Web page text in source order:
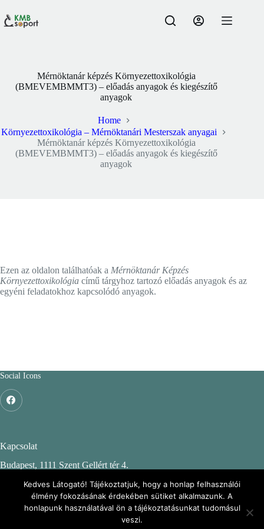
content
Mérnöktanár képzés Környezettoxikológia
(BMEVEMBMMT3) – előadás anyagok és kiegészítő
anyagok
Home
Környezettoxikológia – Mérnöktanári Mesterszak anyagai
Mérnöktanár képzés Környezettoxikológia
(BMEVEMBMMT3) – előadás anyagok és kiegészítő
anyagok
Ezen az oldalon találhatóak a Mérnöktanár Képzés
Környezettoxikológia című tárgyhoz tartozó előadás anyagok és az
egyéni feladatokhoz kapcsolódó anyagok.
Social Icons
Kapcsolat
Budapest, 1111 Szent Gellért tér 4.
Budapesti Műszaki és Gazdaságtudományi Egyetem
CH. épület, 2. emelet 244.
Kedves Látogató! Tájékoztatjuk, hogy a honlap felhasználói
élmény fokozásának érdekében sütiket alkalmazunk. A
honlapunk használatával ön a tájékoztatásunkat tudomásul
veszi.